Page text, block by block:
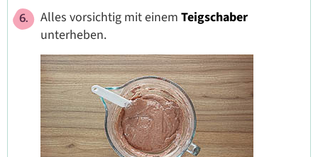
Alles vorsichtig mit einem Teigschaber
unterheben.